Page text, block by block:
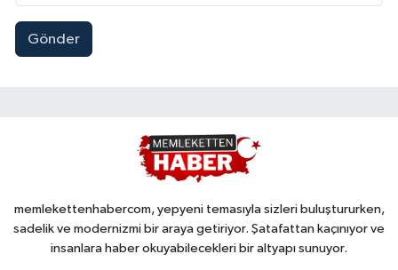
Gönder
memlekettenhabercom, yepyeni temasıyla sizleri buluştururken,
sadelik ve modernizmi bir araya getiriyor. Şatafattan kaçınıyor ve
insanlara haber okuyabilecekleri bir altyapı sunuyor.